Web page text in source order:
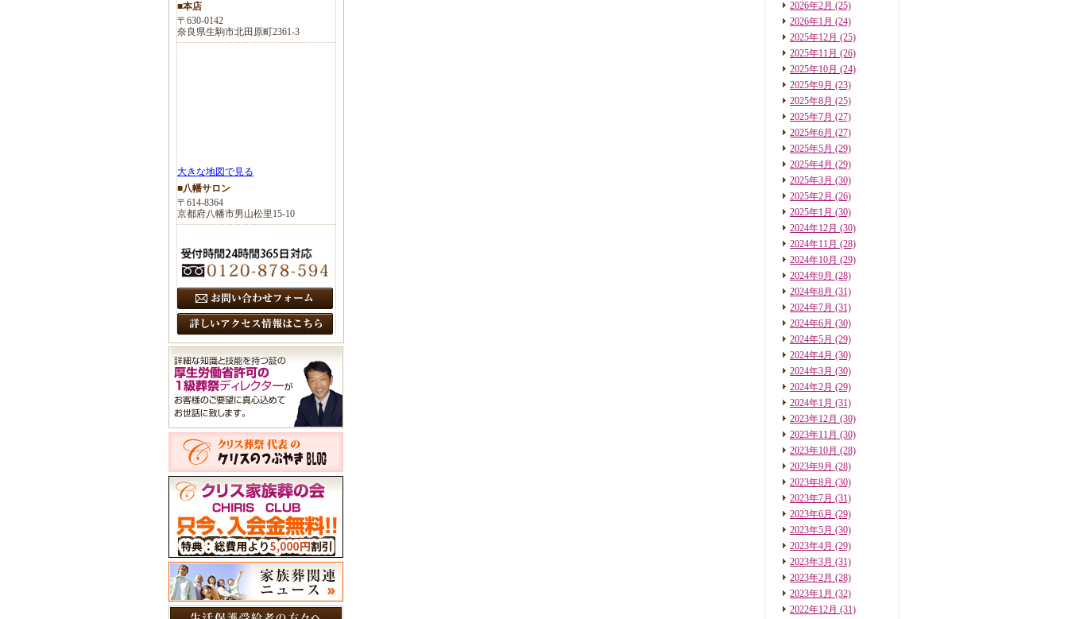
2026年2月 (25)
2026年1月 (24)
2025年12月 (25)
2025年11月 (26)
2025年10月 (24)
2025年9月 (23)
2025年8月 (25)
2025年7月 (27)
2025年6月 (27)
2025年5月 (29)
2025年4月 (29)
2025年3月 (30)
2025年2月 (26)
2025年1月 (30)
2024年12月 (30)
2024年11月 (28)
2024年10月 (29)
2024年9月 (28)
2024年8月 (31)
2024年7月 (31)
2024年6月 (30)
2024年5月 (29)
2024年4月 (30)
2024年3月 (30)
2024年2月 (29)
2024年1月 (31)
2023年12月 (30)
2023年11月 (30)
2023年10月 (28)
2023年9月 (28)
2023年8月 (30)
2023年7月 (31)
2023年6月 (29)
2023年5月 (30)
2023年4月 (29)
2023年3月 (31)
2023年2月 (28)
2023年1月 (32)
2022年12月 (31)
■本店
〒630-0142
奈良県生駒市北田原町2361-3
大きな地図で見る
■八幡サロン
〒614-8364
京都府八幡市男山松里15-10